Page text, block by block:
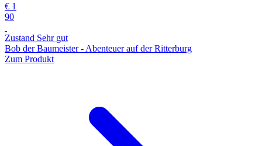
€ 1
90
Zustand Sehr gut
Bob der Baumeister - Abenteuer auf der Ritterburg
Zum Produkt